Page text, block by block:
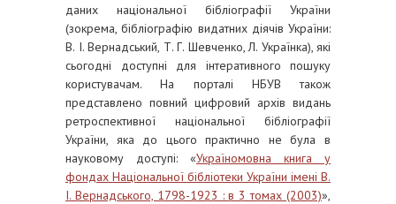
даних національної бібліографії України
(зокрема, бібліографію видатних діячів України:
В. І. Вернадський, Т. Г. Шевченко, Л. Українка), які
сьогодні доступні для інтеративного пошуку
користувачам. На порталі НБУВ також
представлено повний цифровий архів видань
ретроспективної національної бібліографії
України, яка до цього практично не була в
науковому доступі: «Україномовна книга у
фондах Національної бібліотеки України імені В.
І. Вернадського, 1798-1923 : в 3 томах (2003)»,